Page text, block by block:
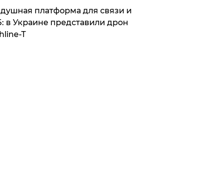
платформа для связи и
в Украине представили дрон
T